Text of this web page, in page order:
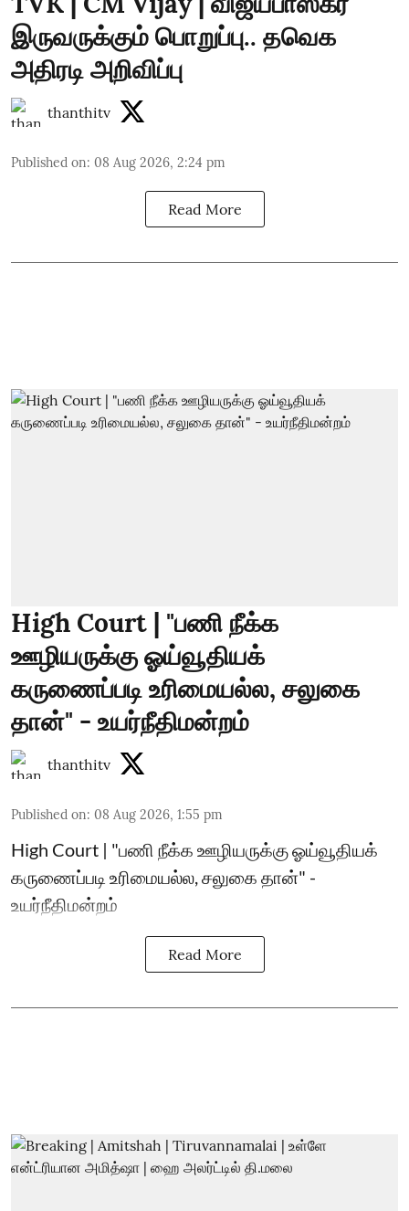
இருவருக்கும் பொறுப்பு.. தவெக
அதிரடி அறிவிப்பு
thanthitv
Published on: 08 Aug 2026, 2:24 pm
Read More
High Court | "பணி நீக்க
ஊழியருக்கு ஓய்வூதியக்
கருணைப்படி உரிமையல்ல, சலுகை
தான்" - உயர்நீதிமன்றம்
thanthitv
Published on: 08 Aug 2026, 1:55 pm
High Court | "பணி நீக்க ஊழியருக்கு ஓய்வூதியக்
கருணைப்படி உரிமையல்ல, சலுகை தான்" -
உயர்நீதிமன்றம்
Read More